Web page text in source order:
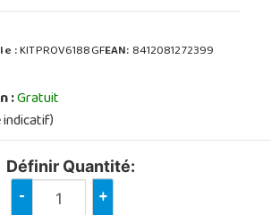
:KITPROV6188GFEAN:8412081272399
:Gratuit
Définir Quantité:
- +